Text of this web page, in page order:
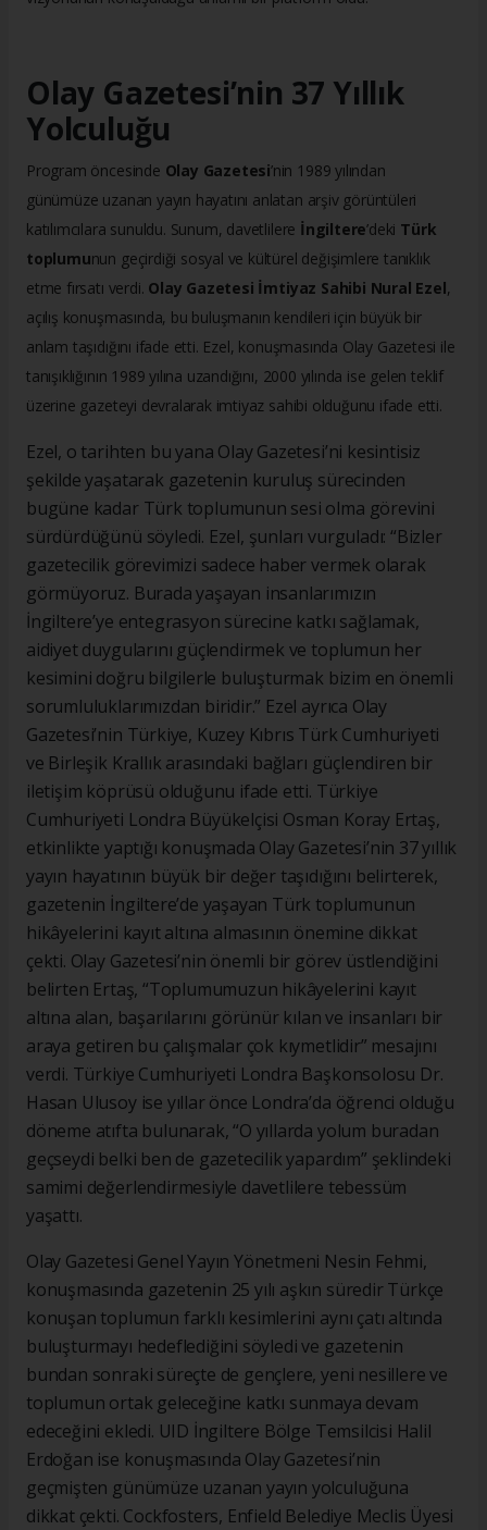
Olay Gazetesi’nin 37 Yıllık
Yolculuğu
Program öncesinde Olay Gazetesi’nin 1989 yılından
günümüze uzanan yayın hayatını anlatan arşiv görüntüleri
katılımcılara sunuldu. Sunum, davetlilere İngiltere’deki Türk
toplumunun geçirdiği sosyal ve kültürel değişimlere tanıklık
etme fırsatı verdi. Olay Gazetesi İmtiyaz Sahibi Nural Ezel,
açılış konuşmasında, bu buluşmanın kendileri için büyük bir
anlam taşıdığını ifade etti. Ezel, konuşmasında Olay Gazetesi ile
tanışıklığının 1989 yılına uzandığını, 2000 yılında ise gelen teklif
üzerine gazeteyi devralarak imtiyaz sahibi olduğunu ifade etti.
Ezel, o tarihten bu yana Olay Gazetesi’ni kesintisiz
şekilde yaşatarak gazetenin kuruluş sürecinden
bugüne kadar Türk toplumunun sesi olma görevini
sürdürdüğünü söyledi. Ezel, şunları vurguladı: “Bizler
gazetecilik görevimizi sadece haber vermek olarak
görmüyoruz. Burada yaşayan insanlarımızın
İngiltere’ye entegrasyon sürecine katkı sağlamak,
aidiyet duygularını güçlendirmek ve toplumun her
kesimini doğru bilgilerle buluşturmak bizim en önemli
sorumluluklarımızdan biridir.” Ezel ayrıca Olay
Gazetesi’nin Türkiye, Kuzey Kıbrıs Türk Cumhuriyeti
ve Birleşik Krallık arasındaki bağları güçlendiren bir
iletişim köprüsü olduğunu ifade etti. Türkiye
Cumhuriyeti Londra Büyükelçisi Osman Koray Ertaş,
etkinlikte yaptığı konuşmada Olay Gazetesi’nin 37 yıllık
yayın hayatının büyük bir değer taşıdığını belirterek,
gazetenin İngiltere’de yaşayan Türk toplumunun
hikâyelerini kayıt altına almasının önemine dikkat
çekti. Olay Gazetesi’nin önemli bir görev üstlendiğini
belirten Ertaş, “Toplumumuzun hikâyelerini kayıt
altına alan, başarılarını görünür kılan ve insanları bir
araya getiren bu çalışmalar çok kıymetlidir” mesajını
verdi. Türkiye Cumhuriyeti Londra Başkonsolosu Dr.
Hasan Ulusoy ise yıllar önce Londra’da öğrenci olduğu
döneme atıfta bulunarak, “O yıllarda yolum buradan
geçseydi belki ben de gazetecilik yapardım” şeklindeki
samimi değerlendirmesiyle davetlilere tebessüm
yaşattı.
Olay Gazetesi Genel Yayın Yönetmeni Nesin Fehmi,
konuşmasında gazetenin 25 yılı aşkın süredir Türkçe
konuşan toplumun farklı kesimlerini aynı çatı altında
buluşturmayı hedeflediğini söyledi ve gazetenin
bundan sonraki süreçte de gençlere, yeni nesillere ve
toplumun ortak geleceğine katkı sunmaya devam
edeceğini ekledi. UID İngiltere Bölge Temsilcisi Halil
Erdoğan ise konuşmasında Olay Gazetesi’nin
geçmişten günümüze uzanan yayın yolculuğuna
dikkat çekti. Cockfosters, Enfield Belediye Meclis Üyesi